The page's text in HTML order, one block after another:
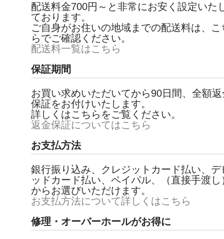
配送料金700円～と非常にお安く設定いた
ております。
ご自身がお住いの地域までの配送料は、こ
らでご確認ください。
配送料一覧はこちら
保証期間
お買い求めいただいてから90日間、全額返
保証をお付けいたします。
詳しくはこちらをご覧ください。
返金保証についてはこちら
お支払方法
銀行振り込み、クレジットカード払い、デ
ッドカード払い、ペイパル、（直接手渡し
からお選びいただけます。
お支払方法について詳しくはこちら
修理・オーバーホールがお得に